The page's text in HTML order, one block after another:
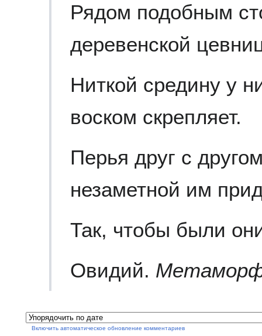
Рядом подобным
деревенской
Ниткой средину у
воском скрепляет.
Перья друг с
незаметной им
Так, чтобы были
Овидий.
Включить автоматическое обновление комментариев